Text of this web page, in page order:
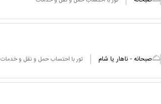
صبحانه - ناهار یا شام تور با احتساب حمل و نقل و خدمات